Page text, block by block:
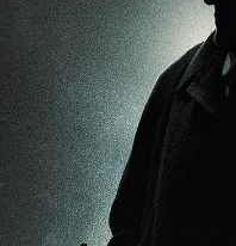
SCOLAIRES
PRATIQUE
PROGRAMME